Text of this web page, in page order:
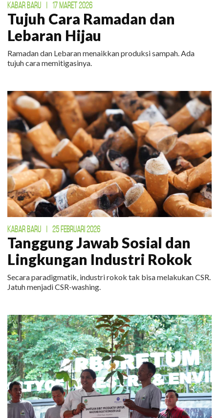
KABAR BARU 17 MARET 2026
Tujuh Cara Ramadan dan
Lebaran Hijau
Ramadan dan Lebaran menaikkan produksi sampah. Ada
tujuh cara memitigasinya.
KABAR BARU 25 FEBRUARI 2026
Tanggung Jawab Sosial dan
Lingkungan Industri Rokok
Secara paradigmatik, industri rokok tak bisa melakukan CSR.
Jatuh menjadi CSR-washing.